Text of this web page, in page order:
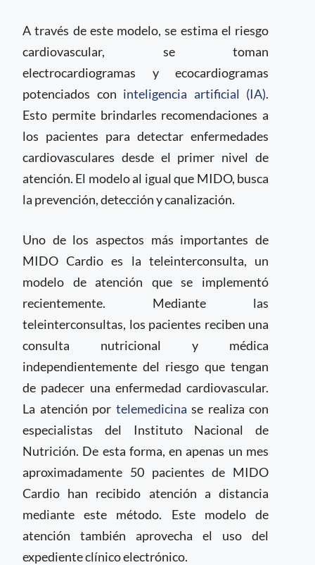
A través de este modelo, se estima el riesgo
cardiovascular, se toman
electrocardiogramas y ecocardiogramas
potenciados con inteligencia artificial (IA).
Esto permite brindarles recomendaciones a
los pacientes para detectar enfermedades
cardiovasculares desde el primer nivel de
atención. El modelo al igual que MIDO, busca
la prevención, detección y canalización.
Uno de los aspectos más importantes de
MIDO Cardio es la teleinterconsulta, un
modelo de atención que se implementó
recientemente. Mediante las
teleinterconsultas, los pacientes reciben una
consulta nutricional y médica
independientemente del riesgo que tengan
de padecer una enfermedad cardiovascular.
La atención por telemedicina se realiza con
especialistas del Instituto Nacional de
Nutrición. De esta forma, en apenas un mes
aproximadamente 50 pacientes de MIDO
Cardio han recibido atención a distancia
mediante este método. Este modelo de
atención también aprovecha el uso del
expediente clínico electrónico.